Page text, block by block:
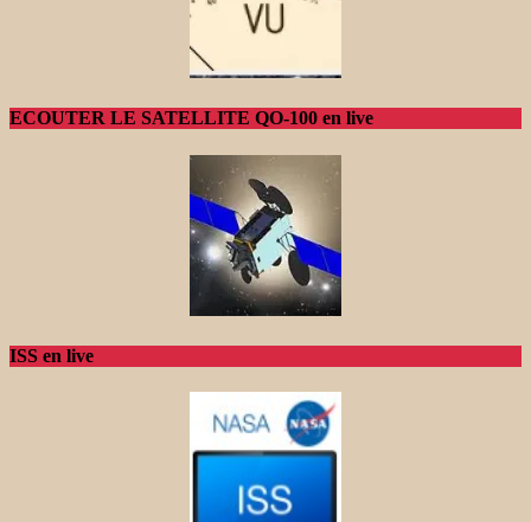
ECOUTER LE SATELLITE QO-100 en live
ISS en live